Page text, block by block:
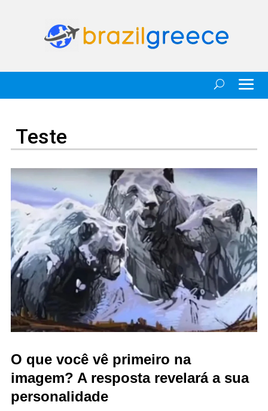
Teste
O que você vê primeiro na
imagem? A resposta revelará a sua
personalidade